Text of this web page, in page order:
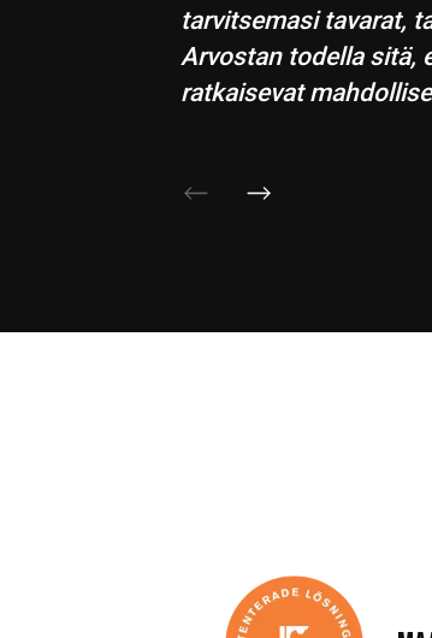
tarvitsemasi tavarat,
Arvostan todella sitä,
ratkaisevat